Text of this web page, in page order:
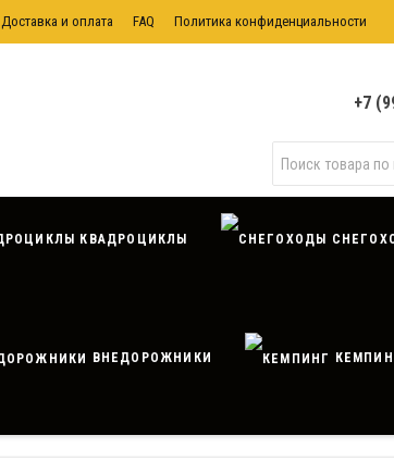
Доставка и оплата FAQ Политика конфиденциальности
+7
КВАДРОЦИКЛЫ
ВНЕДОРОЖНИКИ